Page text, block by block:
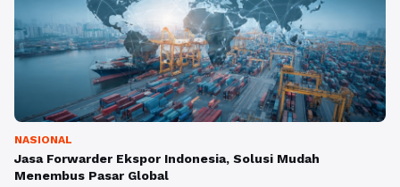
NASIONAL
Jasa Forwarder Ekspor Indonesia, Solusi Mudah
Menembus Pasar Global